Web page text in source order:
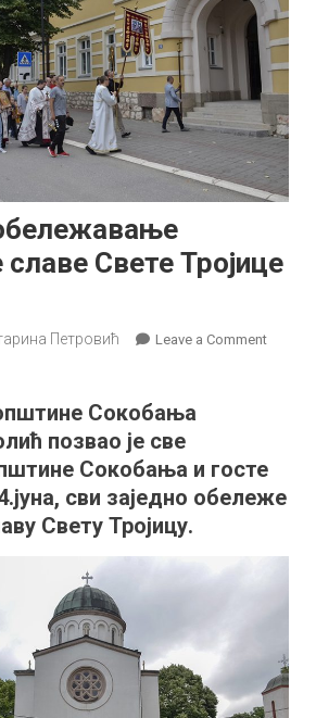
Свете Тројице
Петровић Leave a Commenton
славе
Сокобања
позвао је све
Сокобања и госте
сви заједно обележе
Свету Тројицу.